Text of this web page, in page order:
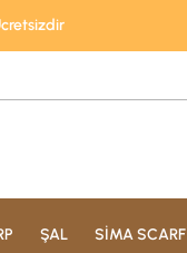
ŞAL SİMA SCARF